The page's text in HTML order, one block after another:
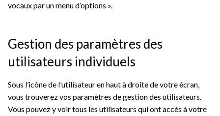
vocaux par un menu d’options ».
Gestion des paramètres des
utilisateurs individuels
Sous l’icône de l’utilisateur en haut à droite de votre écran,
vous trouverez vos paramètres de gestion des utilisateurs.
Vous pouvez y voir tous les utilisateurs qui ont accès à votre